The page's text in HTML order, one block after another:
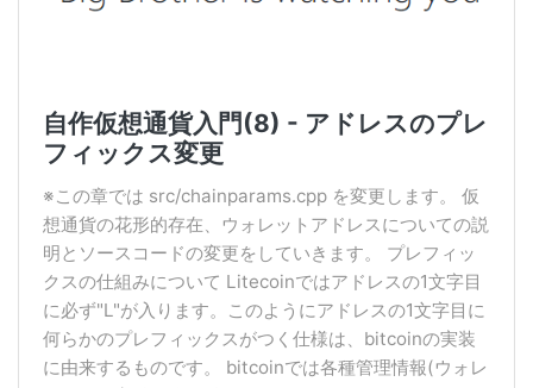
自作仮想通貨入門(8) - アドレスのプレ
フィックス変更
※この章では src/chainparams.cpp を変更します。 仮
想通貨の花形的存在、ウォレットアドレスについての説
明とソースコードの変更をしていきます。 プレフィッ
クスの仕組みについて Litecoinではアドレスの1文字目
に必ず"L"が入ります。このようにアドレスの1文字目に
何らかのプレフィックスがつく仕様は、bitcoinの実装
に由来するものです。 bitcoinでは各種管理情報(ウォレ